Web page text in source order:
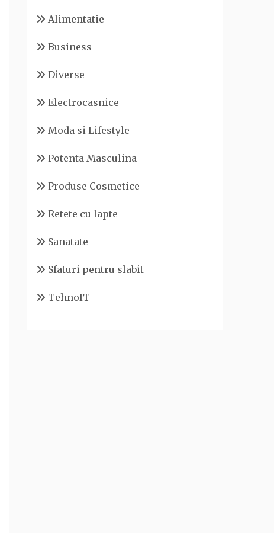
Alimentatie
Business
Diverse
Electrocasnice
Moda si Lifestyle
Potenta Masculina
Produse Cosmetice
Retete cu lapte
Sanatate
Sfaturi pentru slabit
TehnoIT